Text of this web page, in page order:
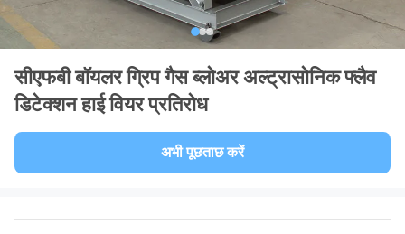
सीएफबी बॉयलर ग्रिप गैस ब्लोअर अल्ट्रासोनिक फ्लैव
डिटेक्शन हाई वियर प्रतिरोध
अभी पूछताछ करें